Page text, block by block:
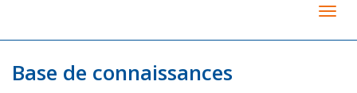
Base de connaissances